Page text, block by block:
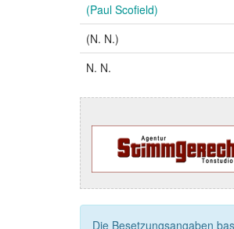
(Paul Scofield)
(N. N.)
N. N.
Die Besetzungsangaben